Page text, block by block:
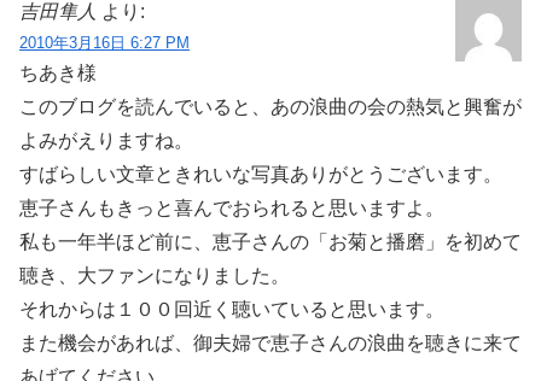
吉田隼人 より:
2010年3月16日 6:27 PM
ちあき様
このブログを読んでいると、あの浪曲の会の熱気と興奮が
よみがえりますね。
すばらしい文章ときれいな写真ありがとうございます。
恵子さんもきっと喜んでおられると思いますよ。
私も一年半ほど前に、恵子さんの「お菊と播磨」を初めて
聴き、大ファンになりました。
それからは１００回近く聴いていると思います。
また機会があれば、御夫婦で恵子さんの浪曲を聴きに来て